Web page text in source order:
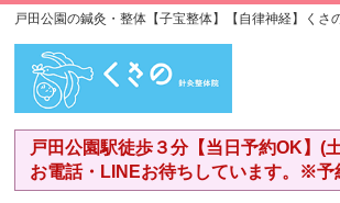
戸田公園の鍼灸・整体【子宝整体】【自律神経】くさ
戸田公園駅徒歩３分【当日予約OK】(
お電話・LINEお待ちしています。※予